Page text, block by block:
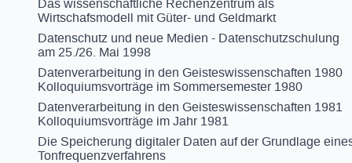
Das wissenschaftliche Rechenzentrum als
Wirtschafsmodell mit Güter- und Geldmarkt
Datenschutz und neue Medien - Datenschutzschulung
am 25./26. Mai 1998
Datenverarbeitung in den Geisteswissenschaften 1980
Kolloquiumsvorträge im Sommersemester 1980
Datenverarbeitung in den Geisteswissenschaften 1981
Kolloquiumsvorträge im Jahr 1981
Die Speicherung digitaler Daten auf der Grundlage
Tonfrequenzverfahrens